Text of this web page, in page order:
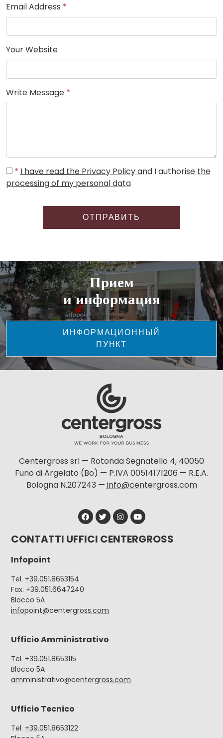
Email Address *
Your Website
Write Message *
* I have read the Privacy Policy and I authorise the
processing of my personal data
ОТПРАВИТЬ
Прием
и информация
ИНФОРМАЦИОННЫЙ
ПУНКТ
Centergross srl — Rotonda Segnatello 4, 40050
Funo di Argelato (Bo) — P.IVA 00514171206 — R.E.A.
Bologna N.207243 —info@centergross.com
CONTATTI UFFICI CENTERGROSS
Infopoint
Tel. +39.051.8653154
Fax. +39.051.6647240
Blocco 5A
infopoint@centergross.com
Ufficio Amministrativo
Tel. +39.051.8653115
Blocco 5A
amministrativo@centergross.com
Ufficio Tecnico
Tel. +39.051.8653122